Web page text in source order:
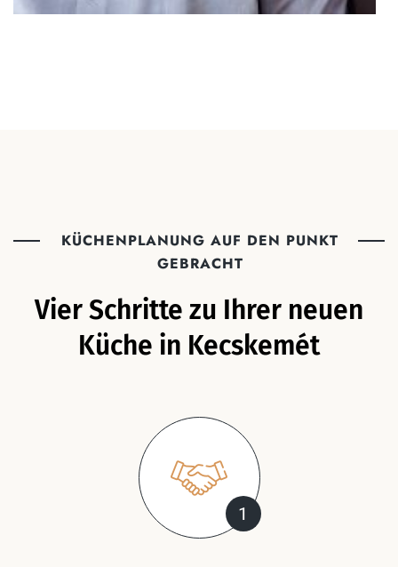
KÜCHENPLANUNG AUF DEN PUNKT
GEBRACHT
Vier Schritte zu Ihrer neuen
Küche in Kecskemét
1